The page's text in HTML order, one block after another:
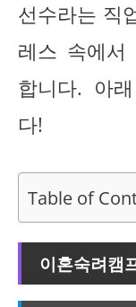
선수라는 직
레스 속에
합니다. 아
다!
Table of
이혼숙려캠